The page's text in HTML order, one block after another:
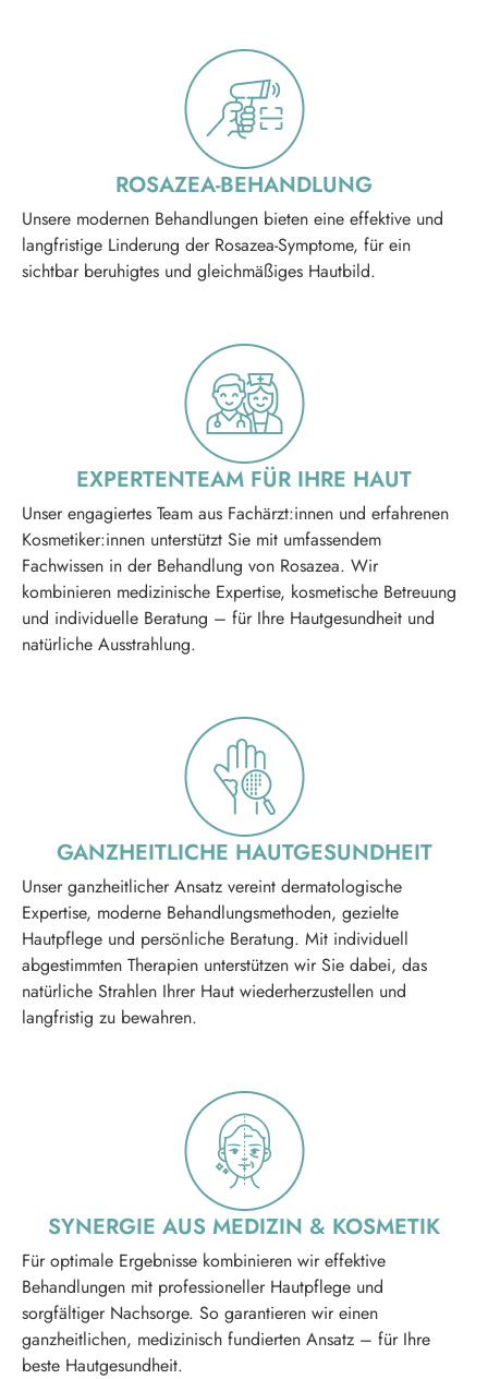
ROSAZEA-BEHANDLUNG
Unsere modernen Behandlungen bieten eine effektive und
langfristige Linderung der Rosazea-Symptome, für ein
sichtbar beruhigtes und gleichmäßiges Hautbild.
EXPERTENTEAM FÜR IHRE HAUT
Unser engagiertes Team aus Fachärzt:innen und erfahrenen
Kosmetiker:innen unterstützt Sie mit umfassendem
Fachwissen in der Behandlung von Rosazea. Wir
kombinieren medizinische Expertise, kosmetische Betreuung
und individuelle Beratung – für Ihre Hautgesundheit und
natürliche Ausstrahlung.
GANZHEITLICHE HAUTGESUNDHEIT
Unser ganzheitlicher Ansatz vereint dermatologische
Expertise, moderne Behandlungsmethoden, gezielte
Hautpflege und persönliche Beratung. Mit individuell
abgestimmten Therapien unterstützen wir Sie dabei, das
natürliche Strahlen Ihrer Haut wiederherzustellen und
langfristig zu bewahren.
SYNERGIE AUS MEDIZIN & KOSMETIK
Für optimale Ergebnisse kombinieren wir effektive
Behandlungen mit professioneller Hautpflege und
sorgfältiger Nachsorge. So garantieren wir einen
ganzheitlichen, medizinisch fundierten Ansatz – für Ihre
beste Hautgesundheit.